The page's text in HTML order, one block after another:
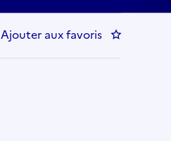
Ajouter aux favoris : IDE DE